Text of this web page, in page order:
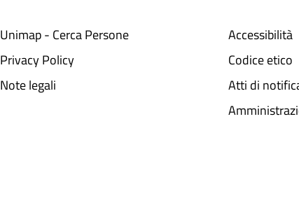
Unimap - Cerca Persone
Privacy Policy
Note legali
Accessibilità
Codice etico
Atti di